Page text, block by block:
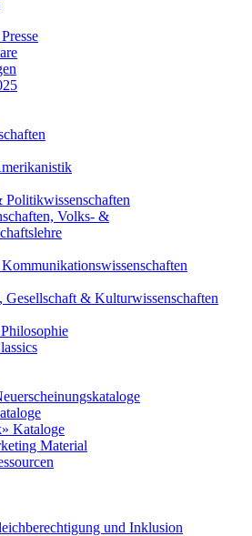
Politikwissenschaften
Volks- &
Gesellschaft & Kulturwissenschaften
Kataloge
Material
und Inklusion